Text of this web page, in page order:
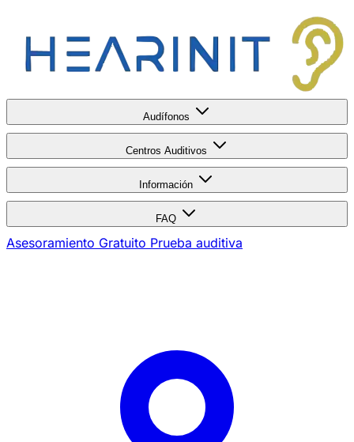
Audífonos
Centros Auditivos
Información
FAQ
Asesoramiento Gratuito Prueba auditiva